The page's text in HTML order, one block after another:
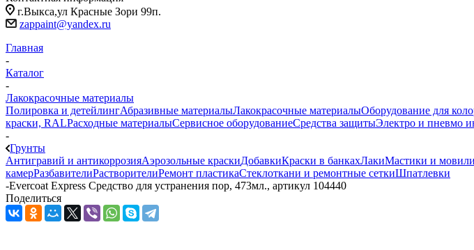
г.Выкса,ул Красные Зори 99п.
zappaint@yandex.ru
Главная
-
Каталог
-
Лакокрасочные материалы
Полировка и детейлингАбразивные материалыЛакокрасочные материалыОборудование для
краски, RALРасходные материалыСервисное оборудованиеСредства защитыЭлектро и пневмо
-
Грунты
Антигравий и антикоррозияАэрозольные краскиДобавкиКраски в банкахЛакиМастики и мовили
камерРазбавителиРастворителиРемонт пластикаСтеклоткани и ремонтные сеткиШпатлевки
-Evercoat Express Средство для устранения пор, 473мл., артикул 104440
Поделиться